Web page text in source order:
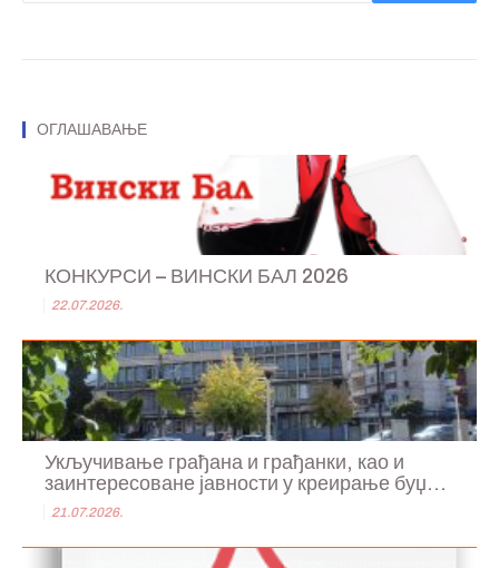
ОГЛАШАВАЊЕ
КОНКУРСИ – ВИНСКИ БАЛ 2026
22.07.2026.
Укључивање грађана и грађанки, као и
заинтересоване јавности у креирање буџ...
21.07.2026.